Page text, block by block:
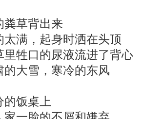
粪草背出来
太满，起身时洒在头顶
里牲口的尿液流进了背心
的大雪，寒冷的东风
的饭桌上